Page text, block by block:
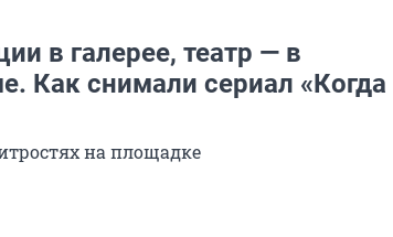
в галерее, театр — в
Как снимали сериал «Когда
на площадке